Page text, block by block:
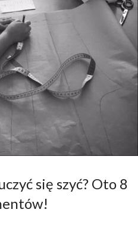
się szyć? Oto 8